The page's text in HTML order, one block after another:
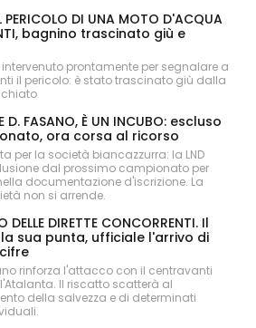
PERICOLO DI UNA MOTO D'ACQUA
bagnino trascinato giù e
intervenuto prontamente per segnalare a
il pericolo: è stato trascinato giù dalla
D. FASANO, È UN INCUBO: escluso
ora corsa al ricorso
per la società biancazzurra: la LND
dal prossimo campionato per
documentazione d'iscrizione. La
non si arrende.
DELLE DIRETTE CONCORRENTI. Il
la sua punta, ufficiale l'arrivo di
cifre
rinforza l'attacco con il centravanti
Il riscatto scatterà al
della salvezza e di determinati